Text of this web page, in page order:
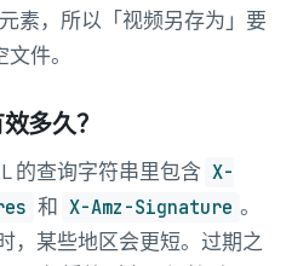
元素，所以「视频另存为」要
件。
多久？
的查询字符串里包含 X-
和 X-Amz-Signature 。
，某些地区会更短。过期之